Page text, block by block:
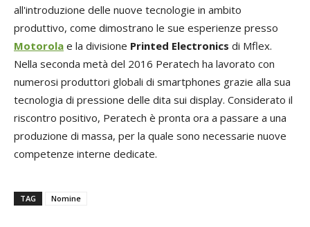
all'introduzione delle nuove tecnologie in ambito
produttivo, come dimostrano le sue esperienze presso
Motorola e la divisione Printed Electronics di Mflex.
Nella seconda metà del 2016 Peratech ha lavorato con
numerosi produttori globali di smartphones grazie alla sua
tecnologia di pressione delle dita sui display. Considerato il
riscontro positivo, Peratech è pronta ora a passare a una
produzione di massa, per la quale sono necessarie nuove
competenze interne dedicate.
TAG Nomine